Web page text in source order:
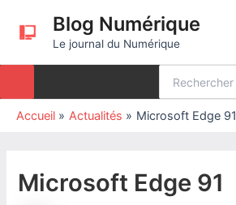
Blog Numérique
Le journal du Numérique
Accueil Actualités Microsoft Edge 91
Microsoft Edge 91